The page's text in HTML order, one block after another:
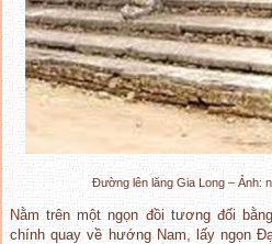
Đường lên lăng Gia Long – Ảnh:
Nằm trên một ngọn đồi tương đối
chính quay về hướng Nam, lấy ngọn